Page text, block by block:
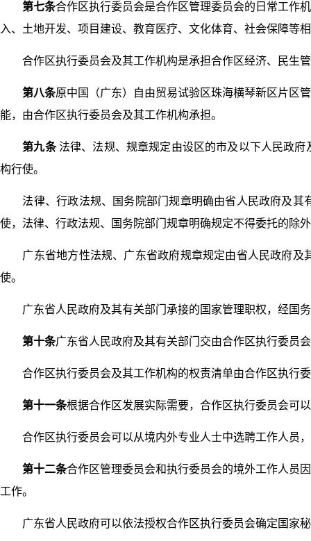
第七条合作区执行委员会是合作区管理委员会的日常工作
入、土地开发、项目建设、教育医疗、文化体育、社会保障等
合作区执行委员会及其工作机构是承担合作区经济、民生
第八条原中国（广东）自由贸易试验区珠海横琴新区片区
能，由合作区执行委员会及其工作机构承担。
第九条法律、法规、规章规定由设区的市及以下人民政
构行使。
法律、行政法规、国务院部门规章明确由省人民政府及其
使，法律、行政法规、国务院部门规章明确规定不得委托的除
广东省地方性法规、广东省政府规章规定由省人民政府及
使。
广东省人民政府及其有关部门承接的国家管理职权，经国
第十条广东省人民政府及其有关部门交由合作区执行委员
合作区执行委员会及其工作机构的权责清单由合作区执行
第十一条根据合作区发展实际需要，合作区执行委员会可
合作区执行委员会可以从境内外专业人士中选聘工作人员
第十二条合作区管理委员会和执行委员会的境外工作人员
工作。
广东省人民政府可以依法授权合作区执行委员会确定国家